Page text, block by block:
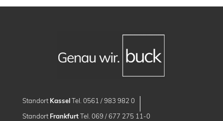
Standort KasselTel. 0561 / 983 982 0
Standort FrankfurtTel. 069 / 677 275 11-0